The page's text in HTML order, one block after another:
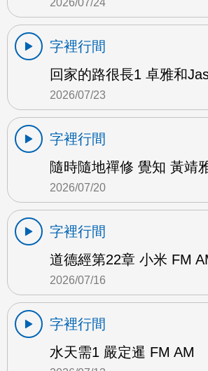
字裡行間
回家的路很長1 卓雅和
2026/07/23
字裡行間
隨時隨地禪修 覺知 黃靖
2026/07/20
字裡行間
道德經第22章 小米 FM
2026/07/16
字裡行間
水天需1 嚴定暹 FM AM